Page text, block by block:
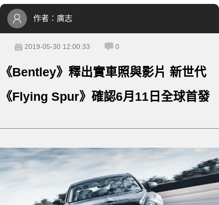
作者： 廣志
2019-05-30 12:00:33 0
《Bentley》釋出實車照與影片 新世代
《Flying Spur》確認6月11日全球首發